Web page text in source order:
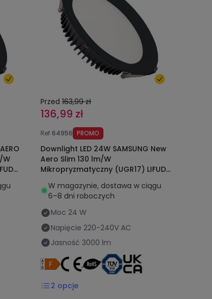
W
Przed 163,99 zł
136,99 zł
Ref 64956 PROMO
Downlight LED 24W SAMSUNG New
Aero Slim 130 lm/W
Mikropryzmatyczny (UGR17) LIFUD
mmW magazynie, dostawa w ciągu
6–8 dni roboczych
Moc 24 W
Napięcie 220-240V AC
Jasność 3000 lm
2 opcje